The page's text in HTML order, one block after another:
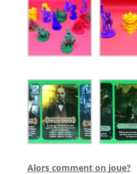
Alors comment on joue?